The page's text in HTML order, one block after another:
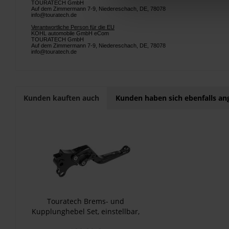
TOURATECH GmbH
Auf dem Zimmermann 7-9, Niedereschach, DE, 78078
info@touratech.de
Verantwortliche Person für die EU
KOHL automobile GmbH eCom
TOURATECH GmbH
Auf dem Zimmermann 7-9, Niedereschach, DE, 78078
info@touratech.de
Kunden kauften auch Kunden haben sich ebenfalls
Touratech Brems- und
Kupplunghebel Set, einstellbar,